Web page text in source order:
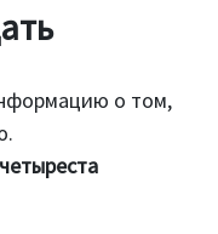
о том,
четыреста